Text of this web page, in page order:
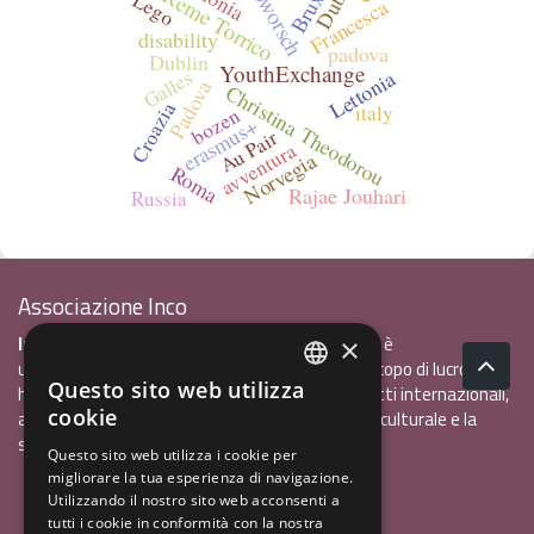
Reme Torrico
YouthExchange
Christina Theodorou
disability
Dublin
erasmus+
Francesca
Lettonia
Norvegia
Padova
padova
Rajae Jouhari
Roma
Au Pair
avventura
bozen
Croazia
Galles ıtaly
Russia
Associazione Inco
InCo - Interculturalità & Comunicazione APSè
un'associazione di promozione sociale, senza scopo di lucro, che
ha l'obiettivo di promuovere gli scambi e i contatti internazionali,
al fine accrescere tra i giovani la sensibilità interculturale e la
solidarietà internazionale.
Privacy policy.pdf120,41 kB
GERMAN
×
Questo sito web utilizza
cookie
Questo sito web utilizza i cookie per
migliorare la tua esperienza di navigazione.
Utilizzando il nostro sito web acconsenti a
tutti i cookie in conformità con la nostra